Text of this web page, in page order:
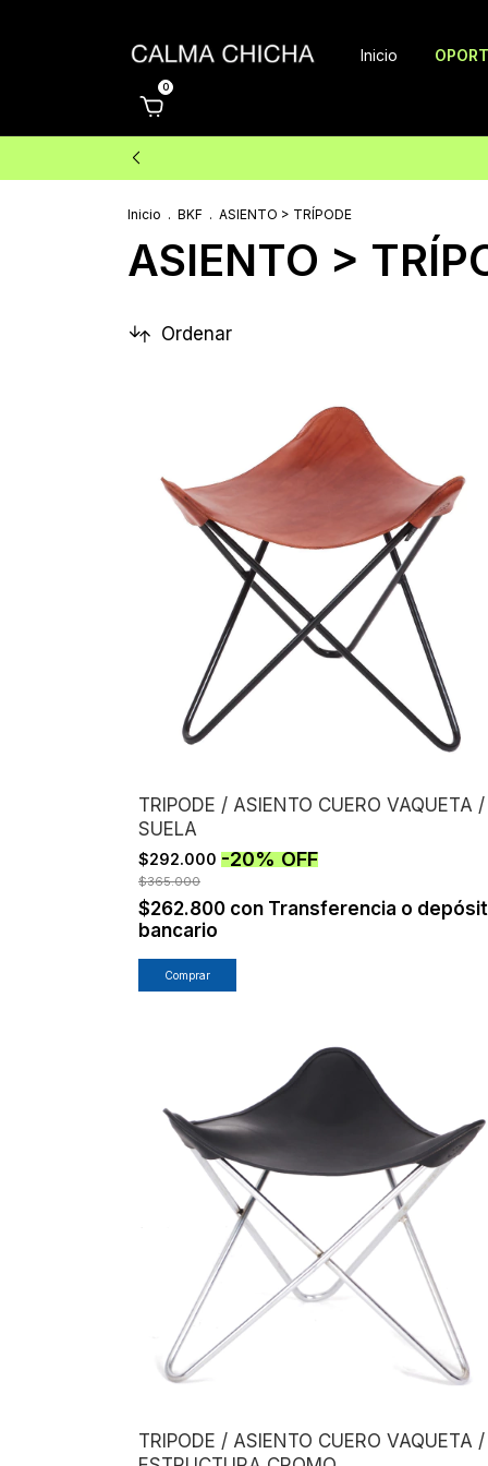
Inicio
0
Inicio . BKF . ASIENTO > TRÍPODE
ASIENTO >
Ordenar
TRIPODE / ASIENTO CUERO VAQUETA /
SUELA
$292.000 -20%OFF
$365.000
$262.800 con Transferencia o
bancario
Comprar
TRIPODE / ASIENTO CUERO VAQUETA /